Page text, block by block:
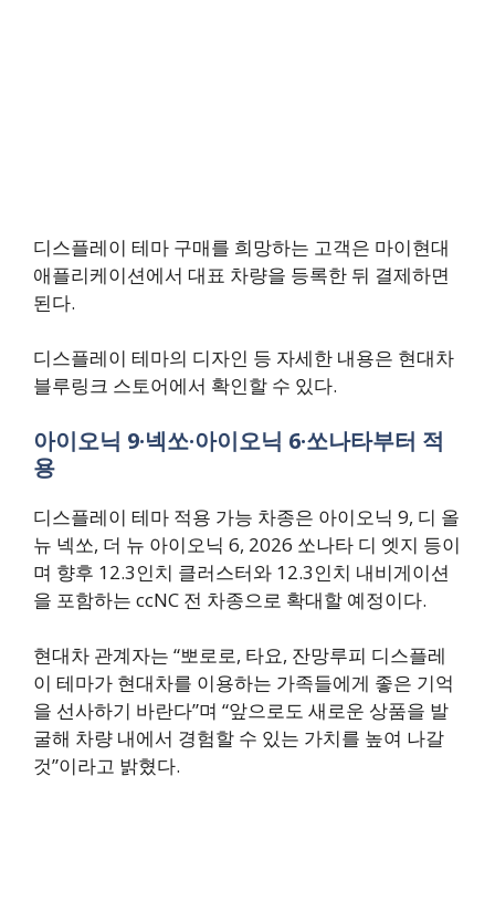
디스플레이 테마 구매를 희망하는 고객은 마이현대
애플리케이션에서 대표 차량을 등록한 뒤 결제하면
된다.
디스플레이 테마의 디자인 등 자세한 내용은 현대차
블루링크 스토어에서 확인할 수 있다.
아이오닉 9·넥쏘·아이오닉 6·쏘나타부터 적
용
디스플레이 테마 적용 가능 차종은 아이오닉 9, 디 올
뉴 넥쏘, 더 뉴 아이오닉 6, 2026 쏘나타 디 엣지 등이
며 향후 12.3인치 클러스터와 12.3인치 내비게이션
을 포함하는 ccNC 전 차종으로 확대할 예정이다.
현대차 관계자는 “뽀로로, 타요, 잔망루피 디스플레
이 테마가 현대차를 이용하는 가족들에게 좋은 기억
을 선사하기 바란다”며 “앞으로도 새로운 상품을 발
굴해 차량 내에서 경험할 수 있는 가치를 높여 나갈
것”이라고 밝혔다.